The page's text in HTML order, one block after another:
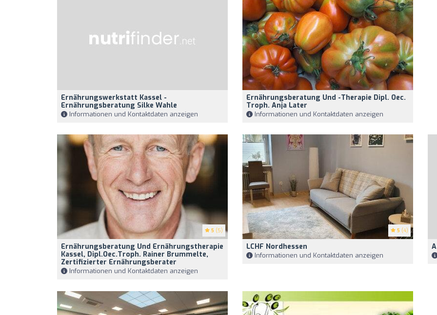
Ernährungswerkstatt Kassel -
Ernährungsberatung Silke Wahle
Informationen und Kontaktdaten anzeigen
Ernährungsberatung Und -therapie Dipl. Oec.
Troph. Anja Later
Informationen und Kontaktdaten anzeigen
5 (5)
Ernährungsberatung Und Ernährungstherapie
Kassel, Dipl.oec.troph. Rainer Brummelte,
Zertifizierter Ernährungsberater
Informationen und Kontaktdaten anzeigen
5 (4)
LCHF Nordhessen
Informationen und Kontaktdaten anzeigen